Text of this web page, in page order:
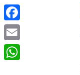
Facebook
Email